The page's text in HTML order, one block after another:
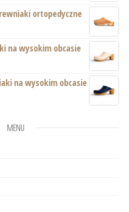
ortopedyczne
na wysokim obcasie
na wysokim obcasie
MENU